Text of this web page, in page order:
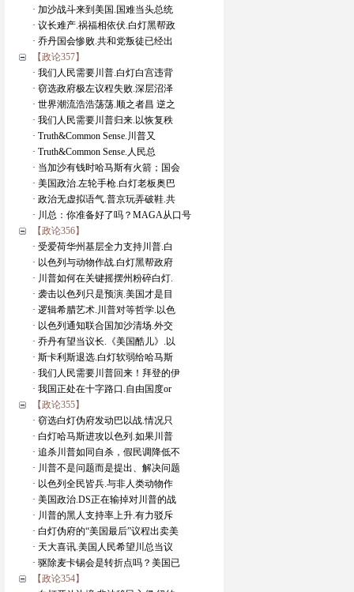
· 加沙战斗来到美国.国难当头总统
· 议长难产.祸福相依伏.白灯黑帮政
· 乔丹国会惨败.共和党叛徒已经出
【政论357】
· 我们人民需要川普.白灯白宫违背
· 窃选政府极左议程失败.深层沼泽
· 世界潮流浩浩荡荡.顺之者昌 逆之
· 我们人民需要川普归来.以恢复秩
· Truth&Common Sense.川普又
· Truth&Common Sense.人民总
· 当加沙有钱时哈马斯有火箭；国会
· 美国政治.左轮手枪.白灯老板奥巴
· 政治无虚拟语气.普京玩弄破鞋.共
· 川总：你准备好了吗？MAGA从口号
【政论356】
· 受爱荷华州基层全力支持川普.白
· 以色列与动物作战.白灯黑帮政府
· 川普如何在关键摇摆州粉碎白灯.
· 袭击以色列只是预演.美国才是目
· 逻辑希腊艺术.川普对等哲学.以色
· 以色列通知联合国加沙清场.外交
· 乔丹有望当议长.《美国酷儿》.以
· 斯卡利斯退选.白灯软弱给哈马斯
· 我们人民需要川普回来！拜登的伊
· 我国正处在十字路口.自由国度or
【政论355】
· 窃选白灯伪府发动巴以战.情况只
· 白灯哈马斯进攻以色列.如果川普
· 追杀川普如同自杀，假民调降低不
· 川普不是问题而是提出、解决问题
· 以色列全民皆兵.与非人类动物作
· 美国政治.DS正在输掉对川普的战
· 川普的黑人支持率上升.有力驳斥
· 白灯伪府的“美国最后”议程出卖美
· 天大喜讯.美国人民希望川总当议
· 驱除麦卡锡会是转折点吗？美国已
【政论354】